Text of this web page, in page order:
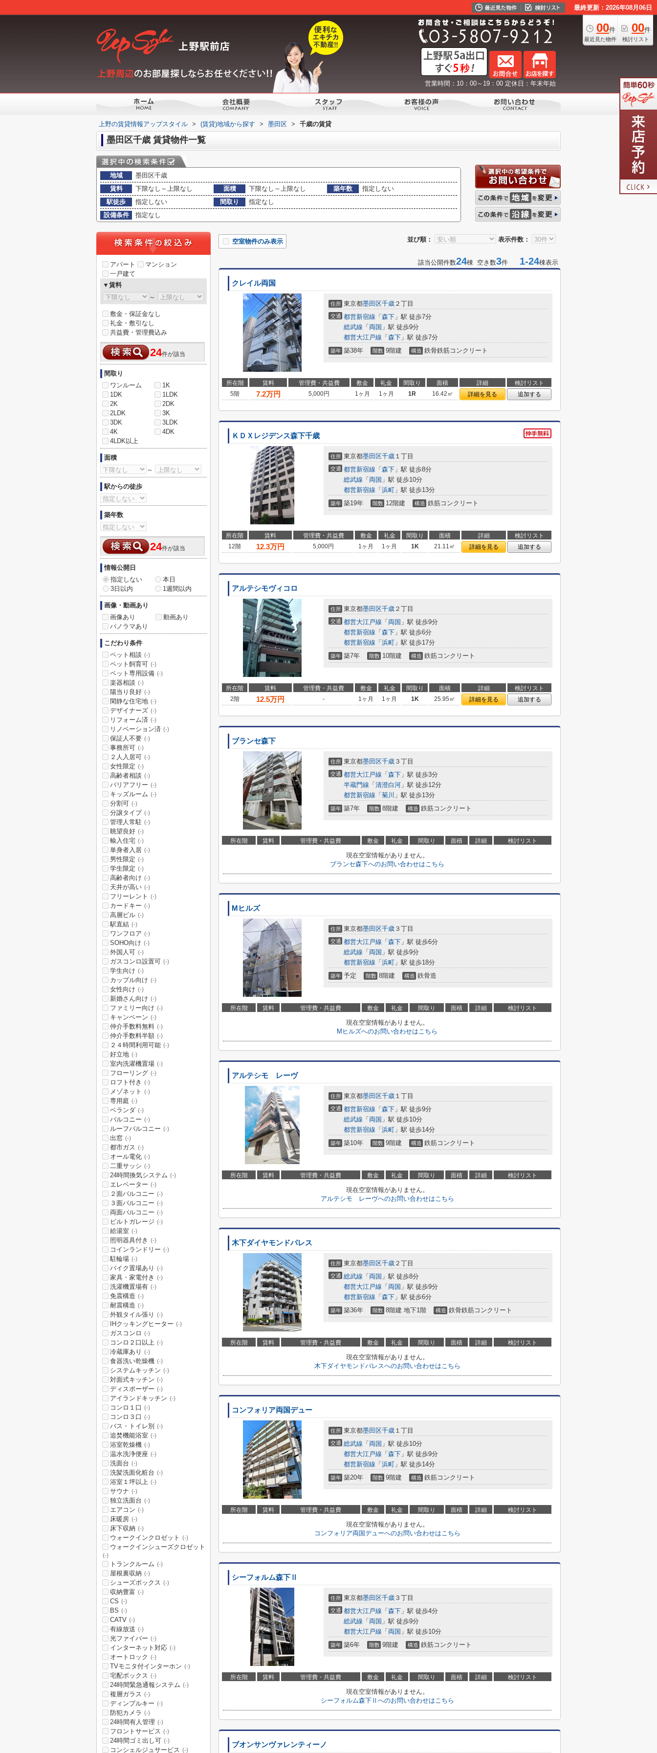
最終更新：2026年08月06日
00件
最近見た物件
00件
検討リスト
営業時間：10：00～19：00 定休日：年末年始
上野の賃貸情報アップスタイル > (賃貸)地域から探す > 墨田区 > 千歳の賃貸
墨田区千歳 賃貸物件一覧
地域
墨田区千歳
賃料
下限なし～上限なし 面積 下限なし～上限なし 築年数
指定しない
駅徒歩
指定しない 間取り
指定なし
設備条件
指定なし
並び順： 表示件数：
空室物件のみ表示
該当公開件数24棟 空き数3件 1-24棟表示
クレイル両国
住所 東京都墨田区千歳 ２丁目
交通 都営新宿線 「 森下 」駅 徒歩7分
総武線 「 両国 」駅 徒歩9分
都営大江戸線 「 森下 」駅 徒歩7分
築年 築38年 階数 9階建 構造 鉄骨鉄筋コンクリート
所在階 賃料 管理費・共益費 敷金 礼金 間取り 面積 詳細
検討リスト
5階
7.2万円 5,000円 1ヶ月 1ヶ月 1R 16.42㎡ 詳細を見る 追加する
ＫＤＸレジデンス森下千歳
住所 東京都墨田区千歳 １丁目
交通 都営新宿線 「 森下 」駅 徒歩8分
総武線 「 両国 」駅 徒歩10分
都営新宿線 「 浜町 」駅 徒歩13分
築年 築19年 階数 12階建 構造 鉄筋コンクリート
所在階 賃料 管理費・共益費 敷金 礼金 間取り 面積 詳細
検討リスト
12階
12.3万円 5,000円 1ヶ月 1ヶ月 1K 21.11㎡ 詳細を見る 追加する
アルテシモヴィコロ
住所 東京都墨田区千歳 ２丁目
交通 都営大江戸線 「 両国 」駅 徒歩9分
都営新宿線 「 森下 」駅 徒歩6分
都営新宿線 「 浜町 」駅 徒歩17分
築年 築7年 階数 10階建 構造 鉄筋コンクリート
所在階 賃料 管理費・共益費 敷金 礼金 間取り 面積 詳細
検討リスト
2階
12.5万円 - 1ヶ月 1ヶ月 1K 25.95㎡ 詳細を見る 追加する
ブランセ森下
住所 東京都墨田区千歳 ３丁目
交通 都営大江戸線 「 森下 」駅 徒歩3分
半蔵門線 「 清澄白河 」駅 徒歩12分
都営新宿線 「 菊川 」駅 徒歩13分
築年 築7年 階数 8階建 構造 鉄筋コンクリート
所在階 賃料 管理費・共益費 敷金 礼金 間取り 面積 詳細 検討リスト
現在空室情報がありません。
ブランセ森下へのお問い合わせはこちら
Mヒルズ
住所 東京都墨田区千歳 ３丁目
交通 都営大江戸線 「 森下 」駅 徒歩6分
総武線 「 両国 」駅 徒歩9分
都営新宿線 「 浜町 」駅 徒歩18分
築年 予定 階数 8階建 構造 鉄骨造
所在階 賃料 管理費・共益費 敷金 礼金 間取り 面積 詳細 検討リスト
現在空室情報がありません。
Mヒルズへのお問い合わせはこちら
アルテシモ レーヴ
住所 東京都墨田区千歳 １丁目
交通 都営新宿線 「 森下 」駅 徒歩9分
総武線 「 両国 」駅 徒歩10分
都営新宿線 「 浜町 」駅 徒歩14分
築年 築10年 階数 9階建 構造 鉄筋コンクリート
所在階 賃料 管理費・共益費 敷金 礼金 間取り 面積 詳細 検討リスト
現在空室情報がありません。
アルテシモ レーヴへのお問い合わせはこちら
木下ダイヤモンドパレス
住所 東京都墨田区千歳 ２丁目
交通 総武線 「 両国 」駅 徒歩8分
都営大江戸線 「 両国 」駅 徒歩9分
都営新宿線 「 森下 」駅 徒歩6分
築年 築36年 階数 8階建 地下1階 構造 鉄骨鉄筋コンクリート
所在階 賃料 管理費・共益費 敷金 礼金 間取り 面積 詳細 検討リスト
現在空室情報がありません。
木下ダイヤモンドパレスへのお問い合わせはこちら
コンフォリア両国デュー
住所 東京都墨田区千歳 １丁目
交通 総武線 「 両国 」駅 徒歩10分
都営大江戸線 「 森下 」駅 徒歩9分
都営新宿線 「 浜町 」駅 徒歩14分
築年 築20年 階数 9階建 構造 鉄筋コンクリート
所在階 賃料 管理費・共益費 敷金 礼金 間取り 面積 詳細 検討リスト
現在空室情報がありません。
コンフォリア両国デューへのお問い合わせはこちら
シーフォルム森下Ⅱ
住所 東京都墨田区千歳 ３丁目
交通 都営大江戸線 「 森下 」駅 徒歩4分
総武線 「 両国 」駅 徒歩9分
都営大江戸線 「 両国 」駅 徒歩10分
築年 築6年 階数 9階建 構造 鉄筋コンクリート
所在階 賃料 管理費・共益費 敷金 礼金 間取り 面積 詳細 検討リスト
現在空室情報がありません。
シーフォルム森下Ⅱへのお問い合わせはこちら
ブオンサンヴァレンティーノ
アパート
マンション
一戸建て
▼賃料
～
敷金・保証金なし
礼金・敷引なし
共益費・管理費込み
24件が該当
間取り
ワンルーム
1K
1DK
1LDK
2K
2DK
2LDK
3K
3DK
3LDK
4K
4DK
4LDK以上
面積
～
駅からの徒歩
築年数
24件が該当
情報公開日
指定しない
本日
3日以内
1週間以内
画像・動画あり
画像あり
動画あり
パノラマあり
こだわり条件
ペット相談 (-)
ペット飼育可 (-)
ペット専用設備 (-)
楽器相談 (-)
陽当り良好 (-)
閑静な住宅地 (-)
デザイナーズ (-)
リフォーム済 (-)
リノベーション済 (-)
保証人不要 (-)
事務所可 (-)
２人入居可 (-)
女性限定 (-)
高齢者相談 (-)
バリアフリー (-)
キッズルーム (-)
分割可 (-)
分譲タイプ (-)
管理人常駐 (-)
眺望良好 (-)
輸入住宅 (-)
単身者入居 (-)
男性限定 (-)
学生限定 (-)
高齢者向け (-)
天井が高い (-)
フリーレント (-)
カードキー (-)
高層ビル (-)
駅直結 (-)
ワンフロア (-)
SOHO向け (-)
外国人可 (-)
ガスコンロ設置可 (-)
学生向け (-)
カップル向け (-)
女性向け (-)
新婚さん向け (-)
ファミリー向け (-)
キャンペーン (-)
仲介手数料無料 (-)
仲介手数料半額 (-)
２４時間利用可能 (-)
好立地 (-)
室内洗濯機置場 (-)
フローリング (-)
ロフト付き (-)
メゾネット (-)
専用庭 (-)
ベランダ (-)
バルコニー (-)
ルーフバルコニー (-)
出窓 (-)
都市ガス (-)
オール電化 (-)
二重サッシ (-)
24時間換気システム (-)
エレベーター (-)
２面バルコニー (-)
３面バルコニー (-)
両面バルコニー (-)
ビルトガレージ (-)
給湯室 (-)
照明器具付き (-)
コインランドリー (-)
駐輪場 (-)
バイク置場あり (-)
家具・家電付き (-)
洗濯機置場有 (-)
免震構造 (-)
耐震構造 (-)
外観タイル張り (-)
IHクッキングヒーター (-)
ガスコンロ (-)
コンロ２口以上 (-)
冷蔵庫あり (-)
食器洗い乾燥機 (-)
システムキッチン (-)
対面式キッチン (-)
ディスポーザー (-)
アイランドキッチン (-)
コンロ１口 (-)
コンロ３口 (-)
バス・トイレ別 (-)
追焚機能浴室 (-)
浴室乾燥機 (-)
温水洗浄便座 (-)
洗面台 (-)
洗髪洗面化粧台 (-)
浴室１坪以上 (-)
サウナ (-)
独立洗面台 (-)
エアコン (-)
床暖房 (-)
床下収納 (-)
ウォークインクロゼット (-)
ウォークインシューズクロゼット
(-)
トランクルーム (-)
屋根裏収納 (-)
シューズボックス (-)
収納豊富 (-)
CS (-)
BS (-)
CATV (-)
有線放送 (-)
光ファイバー (-)
インターネット対応 (-)
オートロック (-)
TVモニタ付インターホン (-)
宅配ボックス (-)
24時間緊急通報システム (-)
複層ガラス (-)
ディンプルキー (-)
防犯カメラ (-)
24時間有人管理 (-)
フロントサービス (-)
24時間ゴミ出し可 (-)
コンシェルジュサービス (-)